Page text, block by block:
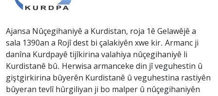
Ajansa Nûçegihaniyê a Kurdistan, roja 1ê Gelawêjê a
sala 1390an a Rojî dest bi çalakiyên xwe kir. Armanc ji
danîna Kurdpayê tijîkirina valahiya nûçegihaniyê li
Kurdistanê bû. Herwisa armanceke din jî veguhestin û
giştgirkirina bûyerên Kurdistanê û veguhestina rastiyên
bûyeran tevlî hûrgiliyan ji bo malper û nûçegihaniyên